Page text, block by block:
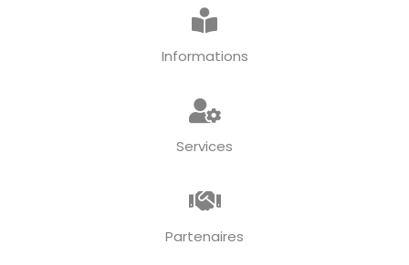
Informations
Services
Partenaires